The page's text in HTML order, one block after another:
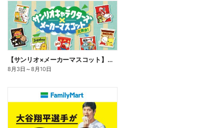
【サンリオ×メーカーマスコット】オリジナルグッズ貰える!
8月3日 ～8月10日